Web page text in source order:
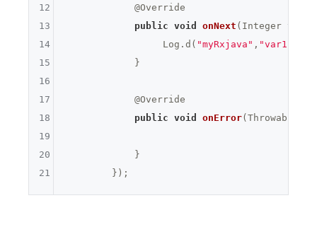
@Override
public void onNext (Integer var1)
                 Log.d(
"myRxjava" , "var1: "
            }
@Override
public void onError(Throwable t)
            }
12
13
14
15
16
17
18
19
20
21